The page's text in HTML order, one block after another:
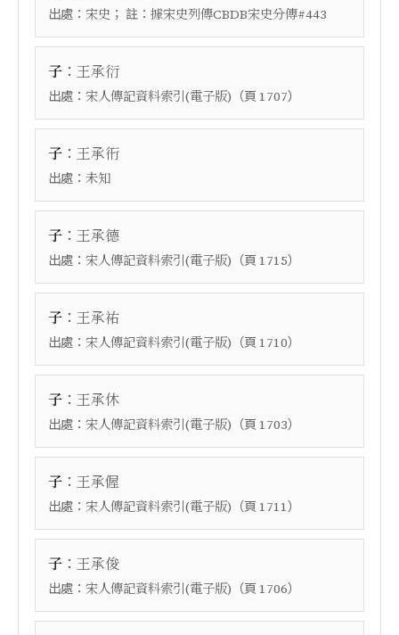
出處： 宋史 ； 註： 據宋史列傳CBDB宋史分傳#443
子 ： 王承衍
出處： 宋人傳記資料索引(電子版) （頁 1707）
子 ： 王承衎
出處： 未知
子 ： 王承德
出處： 宋人傳記資料索引(電子版) （頁 1715）
子 ： 王承祐
出處： 宋人傳記資料索引(電子版) （頁 1710）
子 ： 王承休
出處： 宋人傳記資料索引(電子版) （頁 1703）
子 ： 王承偓
出處： 宋人傳記資料索引(電子版) （頁 1711）
子 ： 王承俊
出處： 宋人傳記資料索引(電子版) （頁 1706）